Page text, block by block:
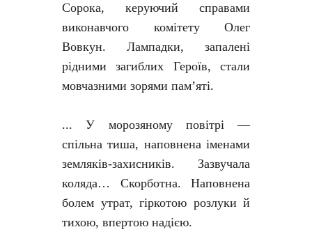
Сорока, керуючий справами
виконавчого комітету Олег
Вовкун. Лампадки, запалені
рідними загиблих Героїв, стали
мовчазними зорями пам’яті.
... У морозяному повітрі —
спільна тиша, наповнена іменами
земляків-захисників. Зазвучала
коляда… Скорботна. Наповнена
болем утрат, гіркотою розлуки й
тихою, впертою надією.